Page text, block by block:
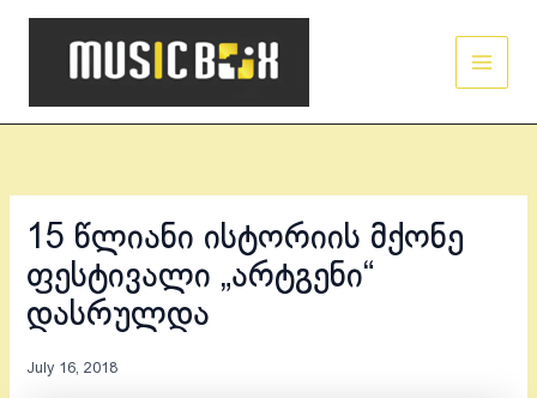
Skip
15 წლიანი ისტორიის მქონე
ფესტივალი „არტგენი“
დასრულდა
July 16, 2018